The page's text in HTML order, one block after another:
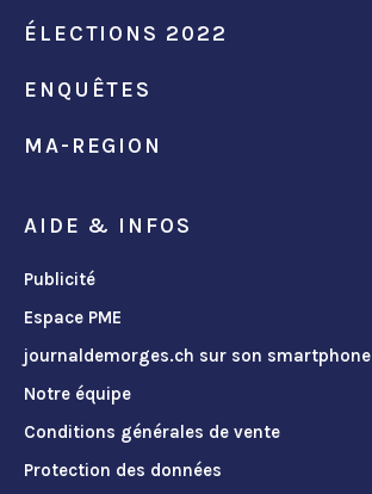
ÉLECTIONS 2022
ENQUÊTES
MA-REGION
AIDE & INFOS
Publicité
Espace PME
journaldemorges.ch sur son smartphone
Notre équipe
Conditions générales de vente
Protection des données